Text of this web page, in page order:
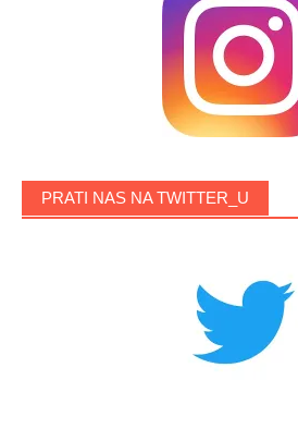
PRATI NAS NA TWITTER_U